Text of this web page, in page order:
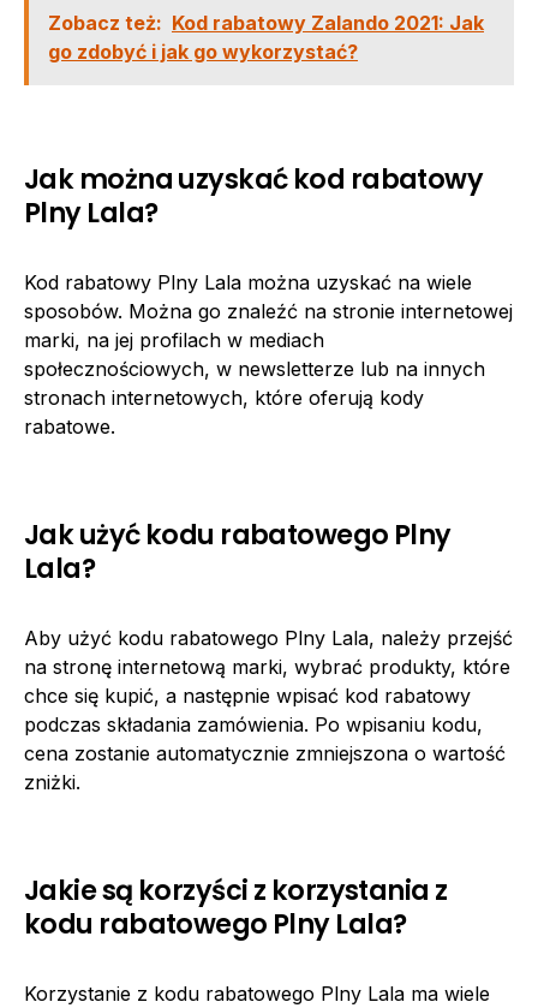
Zobacz też: Kod rabatowy Zalando 2021: Jak
go zdobyć i jak go wykorzystać?
Jak można uzyskać kod rabatowy
Plny Lala?
Kod rabatowy Plny Lala można uzyskać na wiele
sposobów. Można go znaleźć na stronie internetowej
marki, na jej profilach w mediach
społecznościowych, w newsletterze lub na innych
stronach internetowych, które oferują kody
rabatowe.
Jak użyć kodu rabatowego Plny
Lala?
Aby użyć kodu rabatowego Plny Lala, należy przejść
na stronę internetową marki, wybrać produkty, które
chce się kupić, a następnie wpisać kod rabatowy
podczas składania zamówienia. Po wpisaniu kodu,
cena zostanie automatycznie zmniejszona o wartość
zniżki.
Jakie są korzyści z korzystania z
kodu rabatowego Plny Lala?
Korzystanie z kodu rabatowego Plny Lala ma wiele